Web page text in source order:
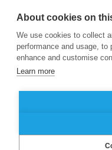
Business School
About cookies on
We use cookies to collect
performance and usage, to
enhance and customise
Learn more